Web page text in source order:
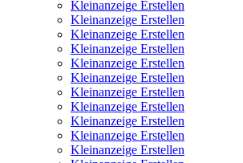
Kleinanzeige Erstellen
Kleinanzeige Erstellen
Kleinanzeige Erstellen
Kleinanzeige Erstellen
Kleinanzeige Erstellen
Kleinanzeige Erstellen
Kleinanzeige Erstellen
Kleinanzeige Erstellen
Kleinanzeige Erstellen
Kleinanzeige Erstellen
Kleinanzeige Erstellen